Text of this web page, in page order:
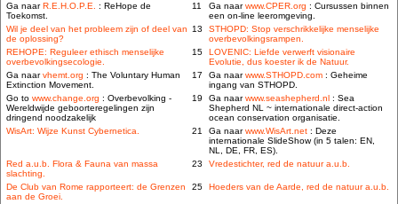
Ga naarR.E.H.O.P.E. : ReHope de
Toekomst.
11 Ga naarwww.CPER.org : Cursussen binnen
een on-line leeromgeving.
Wil je deel van het probleem zijn of deel van
de oplossing?
13
STHOPD: Stop verschrikkelijke menselijke
overbevolkingsrampen.
REHOPE: Reguleer ethisch menselijke
overbevolkingsecologie.
15
LOVENIC: Liefde verwerft visionaire
Evolutie, dus koester ik de Natuur.
Ga naarvhemt.org : The Voluntary Human
Extinction Movement.
17 Ga naarwww.STHOPD.com : Geheime
ingang van STHOPD.
Go to www.change.org : Overbevolking -
Wereldwijde geboorteregelingen zijn
dringend noodzakelijk
19 Ga naarwww.seashepherd.nl : Sea
Shepherd NL ~ internationale direct-action
ocean conservation organisatie.
WisArt: Wijze Kunst Cybernetica.
21 Ga naarwww.WisArt.net : Deze
internationale SlideShow (in 5 talen: EN,
NL, DE, FR, ES).
Red a.u.b. Flora & Fauna van massa
slachting.
23 Vredestichter, red de natuur a.u.b.
De Club van Rome rapporteert: de Grenzen
aan de Groei.
25 Hoeders van de Aarde, red de natuur a.u.b.